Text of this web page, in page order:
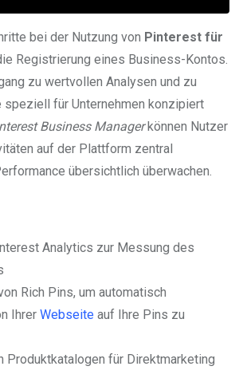
bei der Nutzung von Pinterest für
Registrierung eines Business-Kontos.
zu wertvollen Analysen und zu
speziell für Unternehmen konzipiert
Business Managerkönnen Nutzer
auf der Plattform zentral
übersichtlich überwachen.
Analytics zur Messung des
Rich Pins, um automatisch
Ihrer Webseite auf Ihre Pins zu
Produktkatalogen für Direktmarketing